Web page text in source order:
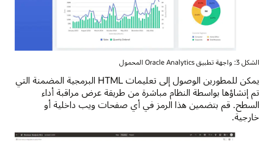
الشكل 3: واجهة تطبيق Oracle Analytics المحمول
يمكن للمطورين الوصول إلى تعليمات HTML البرمجية المضمنة التي
تم إنشاؤها بواسطة النظام مباشرة من طريقة عرض مراقبة أداء
السطح. قم بتضمين هذا الرمز في أي صفحات ويب داخلية أو
خارجية.